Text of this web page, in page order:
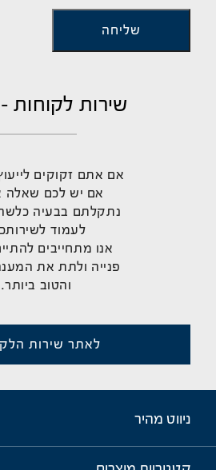
שירות לקוחות
אם אתם זקוקים
אם יש לכם שאלה
נתקלתם בבעיה
לעמוד
אנו מתחייבים
פנייה ולתת את
והטוב ביותר.
לאתר שירות
ניווט מהיר